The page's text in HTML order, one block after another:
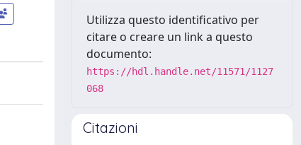
Utilizza questo identificativo per
citare o creare un link a questo
documento:
https://hdl.handle.net/11571/1127
068
Citazioni